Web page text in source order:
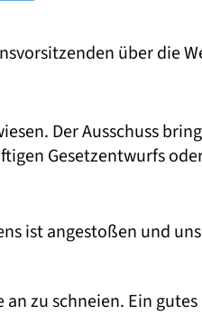
über die
Der Ausschuss
Gesetzentwurfs
ist angestoßen und
zu schneien. Ein